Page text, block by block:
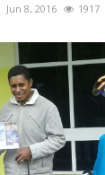
Jun 8, 2016 1917